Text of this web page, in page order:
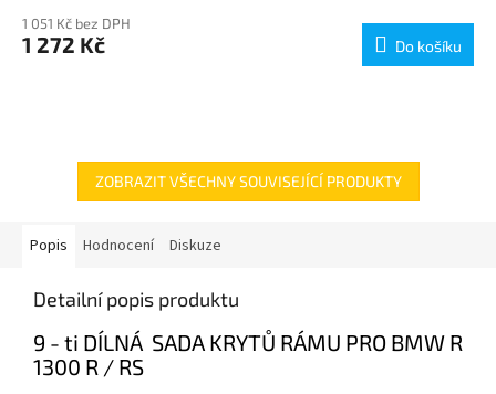
1 051 Kč bez DPH
1 272 Kč Do košíku
ZOBRAZIT VŠECHNY SOUVISEJÍCÍ PRODUKTY
Popis Hodnocení Diskuze
Detailní popis produktu
9 - ti DÍLNÁ SADA KRYTŮ RÁMU PRO BMW R
1300 R / RS